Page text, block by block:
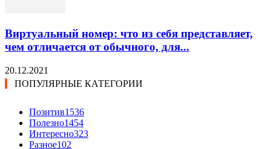
Виртуальный номер: что из себя представляет,
чем отличается от обычного, для...
20.12.2021
ПОПУЛЯРНЫЕ КАТЕГОРИИ
Позитив1536
Полезно1454
Интересно323
Разное102